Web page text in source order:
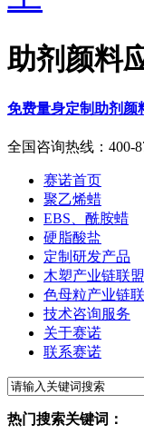
助剂颜料
免费量身定制助剂颜
全国咨询热线： 400-
赛诺首页
聚乙烯蜡
EBS、酰胺蜡
硬脂酸盐
定制研发产品
木塑产业链联盟
色母粒产业链
技术咨询服务
关于赛诺
联系赛诺
热门搜索关键词：